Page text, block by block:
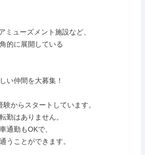
ミューズメント施設など、
的に展開している
い仲間を大募集！
からスタートしています。
勤はありません。
通勤もOKで、
うことができます。